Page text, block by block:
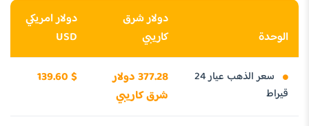
الوحدة
دولار شرق
كاريبي
دولار امريكي
USD
سعر الذهب عيار 24
قيراط
377.28 دولار
شرق كاريبي
139.60 $